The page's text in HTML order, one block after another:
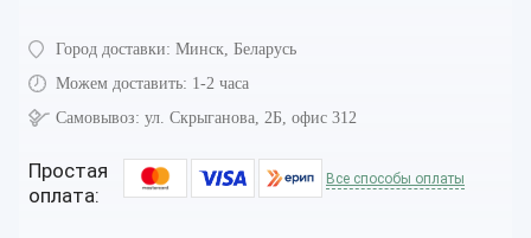
Город доставки: Минск, Беларусь
Можем доставить: 1-2 часа
Самовывоз: ул. Скрыганова, 2Б, офис 312
Простая
оплата:
Все способы оплаты